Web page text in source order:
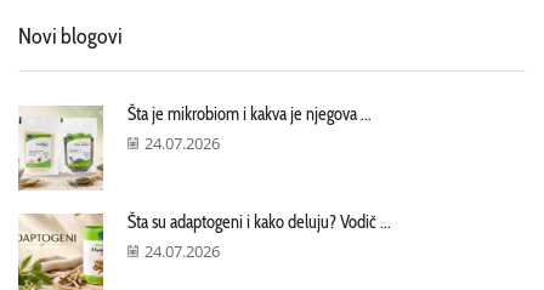
Novi blogovi
Šta je mikrobiom i kakva je njegova ...
24.07.2026
Šta su adaptogeni i kako deluju? Vodič ...
24.07.2026